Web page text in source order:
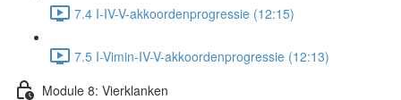
7.4 I-IV-V-akkoordenprogressie (12:15)
7.5 I-Vimin-IV-V-akkoordenprogressie (12:13)
Module 8: Vierklanken